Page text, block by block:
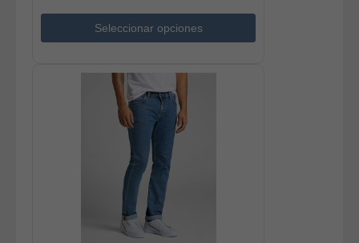
Seleccionar opciones